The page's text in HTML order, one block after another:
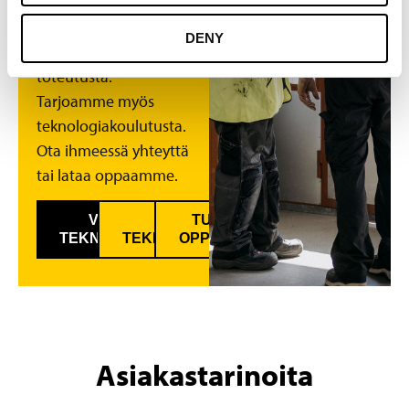
DENY
toteutusta.
Tarjoamme myös
teknologiakoulutusta.
Ota ihmeessä yhteyttä
tai lataa oppaamme.
VARAA ILMAINEN
TEKNOLOGIAKARTOITUS
LATAA
TEKNOLOGIAKATSAUKSIAMME
TUTUSTU
OPPAISIIMME
Asiakastarinoita